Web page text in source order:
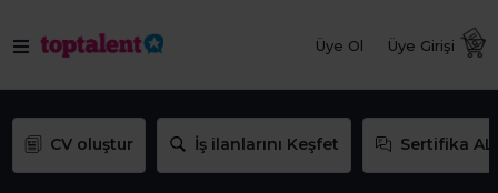
Üye Ol Üye Girişi
CV oluştur İş ilanlarını Keşfet Sertifika AL